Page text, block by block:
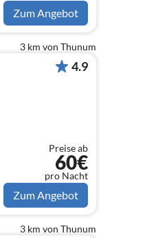
Zum Angebot
3 km von Thunum
4.9
Preise ab
60€
pro Nacht
Zum Angebot
3 km von Thunum